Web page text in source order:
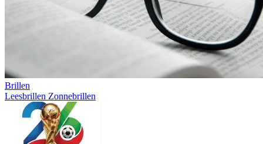
Brillen
Leesbrillen Zonnebrillen